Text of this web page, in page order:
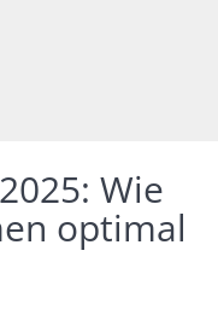
Wie
optimal